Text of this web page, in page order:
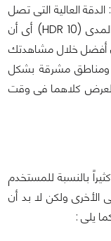
الدقة العالية التى تصل
حتى 4K ودعمه لأحدث معايير الألوان عالية المدى (HDR 10) أى أن
أفضل خلال مشاهدتك
ومناطق مشرقة بشكل
لعرض كلاهما فى وقت
بالنسبة للمستخدم
الأخرى ولكن لا بد أن
يلى :